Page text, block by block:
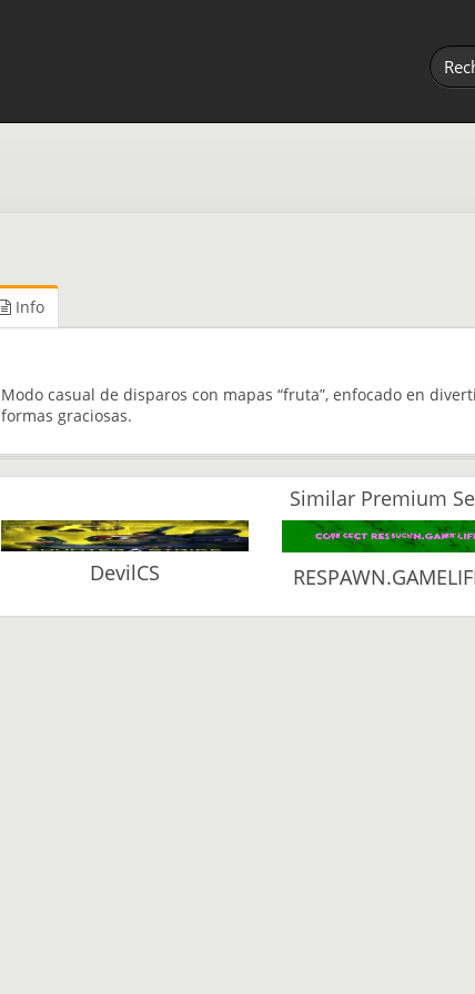
Info
Modo casual de disparos con mapas “fruta”, enfocado en
formas graciosas.
Similar Premium
DevilCS